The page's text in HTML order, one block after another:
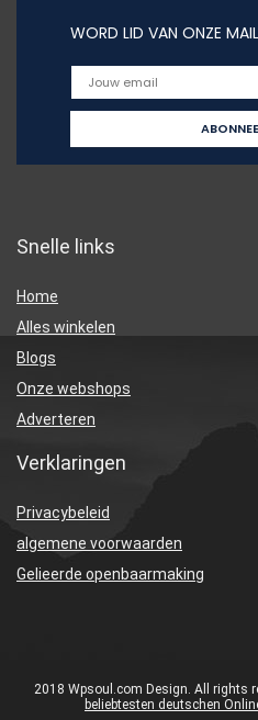
WORD LID VAN ONZE
Snelle links
Home
Alles winkelen
Blogs
Onze webshops
Adverteren
Verklaringen
Privacybeleid
algemene voorwaarden
Gelieerde openbaarmaking
2018 Wpsoul.com Design. All rights
beliebtesten deutschen